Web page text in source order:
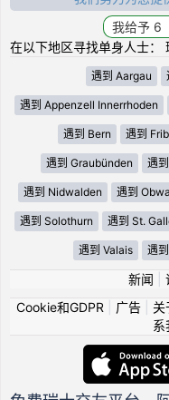
在以下地区寻找单身人士：
遇到 Aargau
遇到 Appenzell Innerrhoden
遇到 Bern 遇到
遇到 Graubünden 遇
遇到 Nidwalden 遇到
遇到 Solothurn 遇到 St.
遇到 Valais 遇
新闻
Cookie和GDPR
广告| 关
系